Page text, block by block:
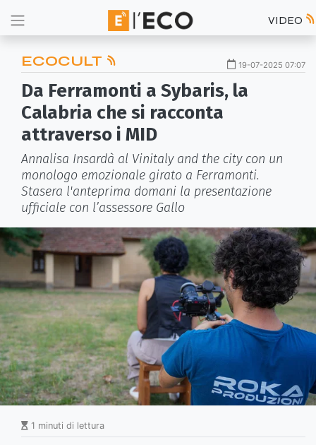
VIDEO
ECOCULT 19-07-2025 07:07
Da Ferramonti a Sybaris, la
Calabria che si racconta
attraverso i MID
Annalisa Insardà al Vinitaly and the city con un
monologo emozionale girato a Ferramonti.
Stasera l'anteprima domani la presentazione
ufficiale con l’assessore Gallo
1 minuti di lettura